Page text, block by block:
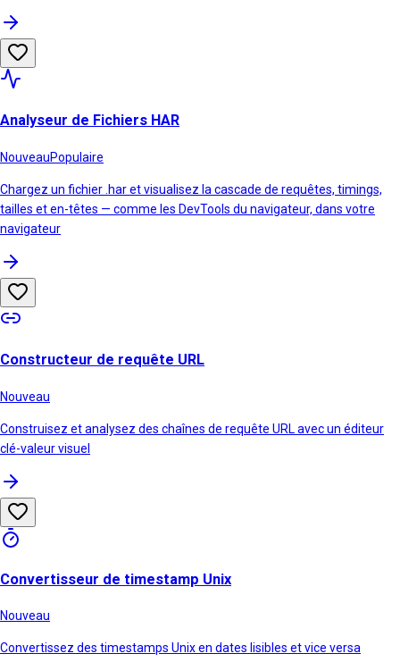
Analyseur de Fichiers HAR
NouveauPopulaire
Chargez un fichier .har et visualisez la cascade de requêtes, timings,
tailles et en-têtes — comme les DevTools du navigateur, dans votre
navigateur
Constructeur de requête URL
Nouveau
Construisez et analysez des chaînes de requête URL avec un éditeur
clé-valeur visuel
Convertisseur de timestamp Unix
Nouveau
Convertissez des timestamps Unix en dates lisibles et vice versa